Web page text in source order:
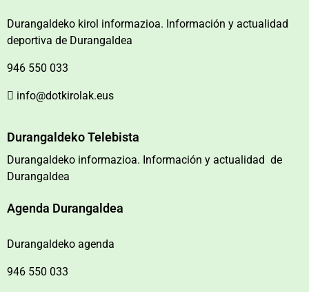
Durangaldeko kirol informazioa. Información y actualidad
deportiva de Durangaldea
946 550 033
info@dotkirolak.eus
Durangaldeko Telebista
Durangaldeko informazioa. Información y actualidad de
Durangaldea
Agenda Durangaldea
Durangaldeko agenda
946 550 033